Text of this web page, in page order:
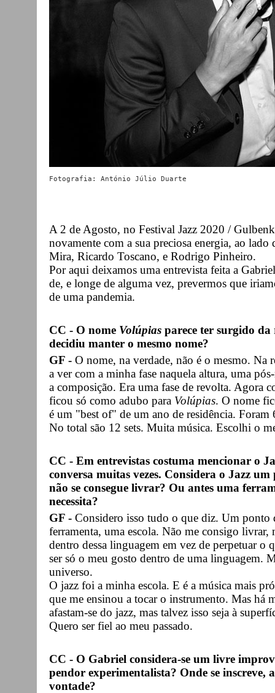
Fotografia: António Júlio Duarte
A 2 de Agosto, no Festival Jazz 2020 /
novamente com a sua preciosa energia, ao
Mira, Ricardo Toscano, e Rodrigo Pinheiro.
Por aqui deixamos uma entrevista feita a
de, e longe de alguma vez, prevermos que
de uma pandemia.
CC - O nome Volúpias parece ter surgido
decidiu manter o mesmo nome?
GF - O nome, na verdade, não é o mesmo. Na
a ver com a minha fase naquela altura, uma
a composição. Era uma fase de revolta. Agora
ficou só como adubo para Volúpias. O nome
é um "best of" de um ano de residência. Foram
No total são 12 sets. Muita música. Escolhi o
CC - Em entrevistas costuma mencionar o
conversa muitas vezes. Considera o Jazz
não se consegue livrar? Ou antes uma
necessita?
GF - Considero isso tudo o que diz. Um ponto
ferramenta, uma escola. Não me consigo
dentro dessa linguagem em vez de perpetuar
ser só o meu gosto dentro de uma linguagem.
universo.
O jazz foi a minha escola. E é a música mais
que me ensinou a tocar o instrumento. Mas há
afastam-se do jazz, mas talvez isso seja à
Quero ser fiel ao meu passado.
CC - O Gabriel considera-se um livre
pendor experimentalista? Onde se inscreve,
vontade?